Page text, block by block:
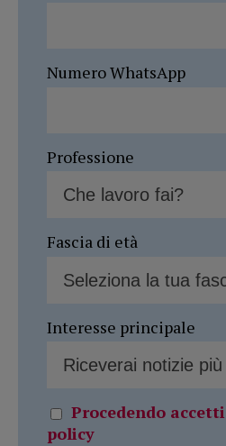
Numero WhatsApp
Professione
Fascia di età
Interesse principale
Procedendo
policy